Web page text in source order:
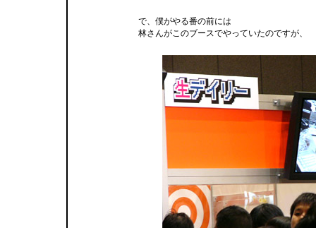
で、僕がやる番の前には
林さんがこのブースでやっていたのですが、